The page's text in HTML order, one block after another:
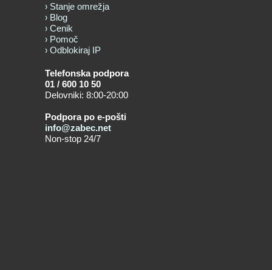
Stanje omrežja
Blog
Cenik
Pomoč
Odblokiraj IP
Telefonska podpora
01 / 600 10 50
Delovniki: 8:00-20:00
Podpora po e-pošti
info@zabec.net
Non-stop 24/7